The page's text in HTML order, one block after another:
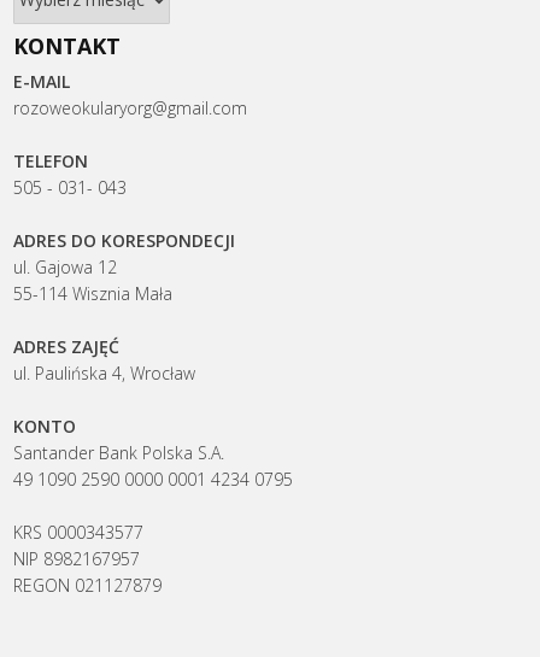
KONTAKT
E-MAIL
rozoweokularyorg@gmail.com
TELEFON
505 - 031- 043
ADRES DO KORESPONDECJI
ul. Gajowa 12
55-114 Wisznia Mała
ADRES ZAJĘĆ
ul. Paulińska 4, Wrocław
KONTO
Santander Bank Polska S.A.
49 1090 2590 0000 0001 4234 0795
KRS 0000343577
NIP 8982167957
REGON 021127879